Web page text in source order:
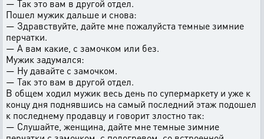
— Так это вам в другой отдел.
Пошел мужик дальше и снова:
— Здравствуйте, дайте мне пожалуйста темные зимние
перчатки.
— А вам какие, с замочком или без.
Мужик задумался:
— Ну давайте с замочком.
— Так это вам в другой отдел.
В общем ходил мужик весь день по супермаркету и уже к
концу дня поднявшись на самый последний этаж подошел
к последнему продавцу и говорит злостно так:
— Слушайте, женщина, дайте мне темные зимние